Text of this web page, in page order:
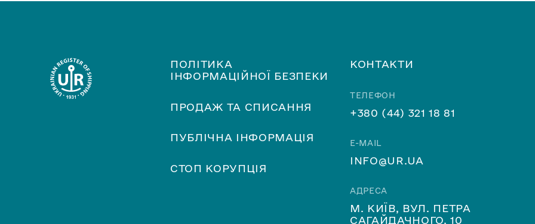
ПОЛІТИКА
ІНФОРМАЦІЙНОЇ БЕЗПЕКИ
ПРОДАЖ ТА СПИСАННЯ
ПУБЛІЧНА ІНФОРМАЦІЯ
СТОП КОРУПЦІЯ
КОНТАКТИ
ТЕЛЕФОН
+380 (44) 321 18 81
E-MAIL
INFO@UR.UA
АДРЕСА
М. КИЇВ, ВУЛ. ПЕТРА
САГАЙДАЧНОГО, 10